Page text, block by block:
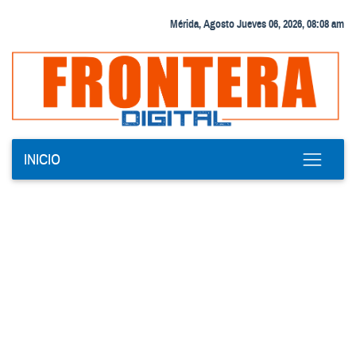
Mérida, Agosto Jueves 06, 2026, 08:08 am
INICIO